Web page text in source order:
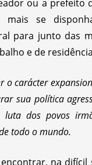
ou a prefeito
mais se
para junto das
e de
o carácter
sua política
luta dos povos
todo o mundo.
na difícil